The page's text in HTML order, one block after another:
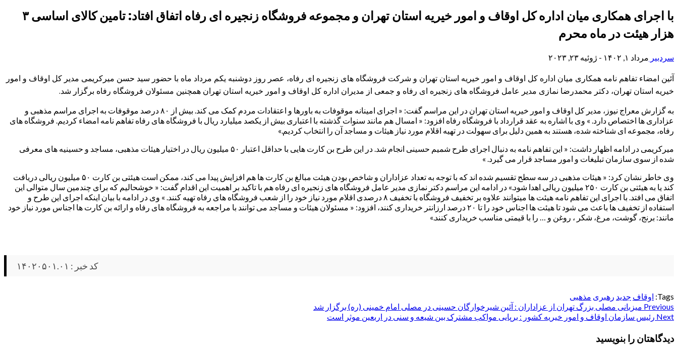
با اجرای همکاری میان اداره کل اوقاف و امور خیریه استان تهران و مجموعه فروشگاه زنجیره ای رفاه اتفاق افتاد: تامین کالای اساسی ۳
هزار هیئت در ماه محرم
سردبیر مرداد ۱, ۱۴۰۲ - ژوئیه ۲۳, ۲۰۲۳
آئین امضاء تفاهم نامه همکاری میان اداره کل اوقاف و امور خیریه استان تهران و شرکت فروشگاه های زنجیره ای رفاه، عصر روز دوشنبه یکم مرداد ماه با حضور سید حسن میرکریمی مدیر کل اوقاف و امور
خیریه استان تهران، دکتر محمدرضا نمازی مدیر عامل فروشگاه های زنجیره ای رفاه و جمعی از مدیران اداره کل اوقاف و امور خیریه استان تهران همچنین مسئولان فروشگاه رفاه برگزار شد.
به گزارش معراج نیوز، مدیر کل اوقاف و امور خیریه استان تهران در این مراسم گفت: « اجرای امینانه موقوفات به باورها و اعتقادات مردم کمک می کند. بیش از ۸۰ درصد موقوفات به اجرای مراسم مذهبی و
عزاداری ها اختصاص دارد. » وی با اشاره به عقد قرارداد با فروشگاه رفاه افزود: « امسال هم مانند سنوات گذشته با اعتباری بیش از یکصد میلیارد ریال با فروشگاه های رفاه تفاهم نامه امضاء کردیم. فروشگاه های
رفاه، مجموعه ای شناخته شده، هستند به همین دلیل برای سهولت در تهیه اقلام مورد نیاز هیئات و مساجد آن را انتخاب کردیم.»
میرکریمی در ادامه اظهار داشت: « این تفاهم نامه به دنبال اجرای طرح شمیم حسینی انجام شد. در این طرح بن کارت هایی با حداقل اعتبار ۵۰ میلیون ریال در اختیار هیئات مذهبی، مساجد و حسینیه های معرفی
شده از سوی سازمان تبلیغات و امور مساجد قرار می گیرد. »
وی خاطر نشان کرد: « هیئات مذهبی در سه سطح تقسیم شده اند که با توجه به تعداد عزاداران و شاخص بودن هیئت مبالغ بن کارت ها هم افزایش پیدا می کند، ممکن است هیئتی بن کارت ۵۰ میلیون ریالی دریافت
کند یا به هیئتی بن کارت ۲۵۰ میلیون ریالی اهدا شود.» در ادامه این مراسم دکتر نمازی مدیر عامل فروشگاه های زنجیره ای رفاه هم با تاکید بر اهمیت این اقدام گفت: « خوشحالیم که برای چندمین سال متوالی این
اتفاق می افتد. با اجرای این تفاهم نامه هیئت ها میتوانند علاوه بر تخفیف فروشگاه با تخفیف ۸ درصدی اقلام مورد نیاز خود را از شعب فروشگاه های رفاه تهیه کنند. » وی در ادامه با بیان اینکه اجرای این طرح و
استفاده از تخفیف ها باعث می شود تا هیئت ها اجناس خود را تا ۲۰ درصد ارزانتر خریداری کنند، افزود: « مسئولان هیئات و مساجد می توانند با مراجعه به فروشگاه های رفاه و ارائه بن کارت ها اجناس مورد نیاز خود
مانند: برنج، گوشت، مرغ، شکر ، روغن و … را با قیمتی مناسب خریداری کنند.»
کد خبر : ۱۴۰۲۰۵۰۱.۰۱
Tags: اوقاف جدید رهبری مذهبی
Post
navigation
Previous میزبانی مصلی بزرگ تهران از عزاداران : آئین شیرخوارگان حسینی در مصلی امام خمینی (ره) برگزار شد
Next رئیس سازمان اوقاف و امور خیریه کشور : برپایی مواکب مشترک بین شیعه و سنی در اربعین موثر است
دیدگاهتان را بنویسید